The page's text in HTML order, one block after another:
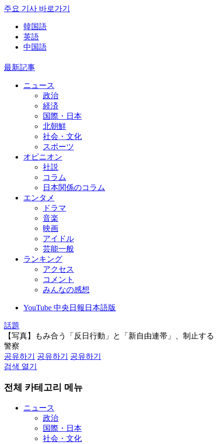
주요 기사 바로가기
韓国語
英語
中国語
最新記事
ニュース
政治
経済
国際・日本
北朝鮮
社会・文化
スポーツ
オピニオン
社説
コラム
日本関係のコラム
エンタメ
ドラマ
音楽
映画
アイドル
芸能一般
ランキング
アクセス
コメント
みんなの感想
YouTube 中央日報日本語版
話題
【写真】もみ合う「反日行動」と「新自由連帯」、制止する
警察
공유하기
공유하기
공유하기
검색 열기
전체 카테고리 메뉴
ニュース
政治
国際・日本
社会・文化